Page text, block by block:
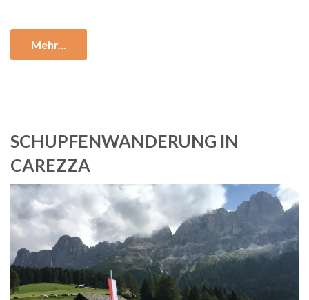
Mehr...
SCHUPFENWANDERUNG IN
CAREZZA